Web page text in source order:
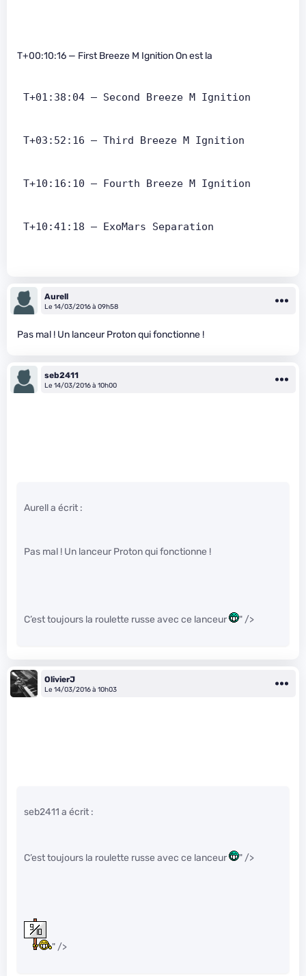
T+00:10:16 — First Breeze M Ignition On est la
T+01:38:04 — Second Breeze M Ignition
T+03:52:16 — Third Breeze M Ignition
T+10:16:10 — Fourth Breeze M Ignition
T+10:41:18 — ExoMars Separation
Aurell
Le 14/03/2016 à 09h58
Pas mal ! Un lanceur Proton qui fonctionne !
seb2411
Le 14/03/2016 à 10h00
Aurell a écrit :
Pas mal ! Un lanceur Proton qui fonctionne !
C’est toujours la roulette russe avec ce lanceur " />
OlivierJ
Le 14/03/2016 à 10h03
seb2411 a écrit :
C’est toujours la roulette russe avec ce lanceur " />
" />